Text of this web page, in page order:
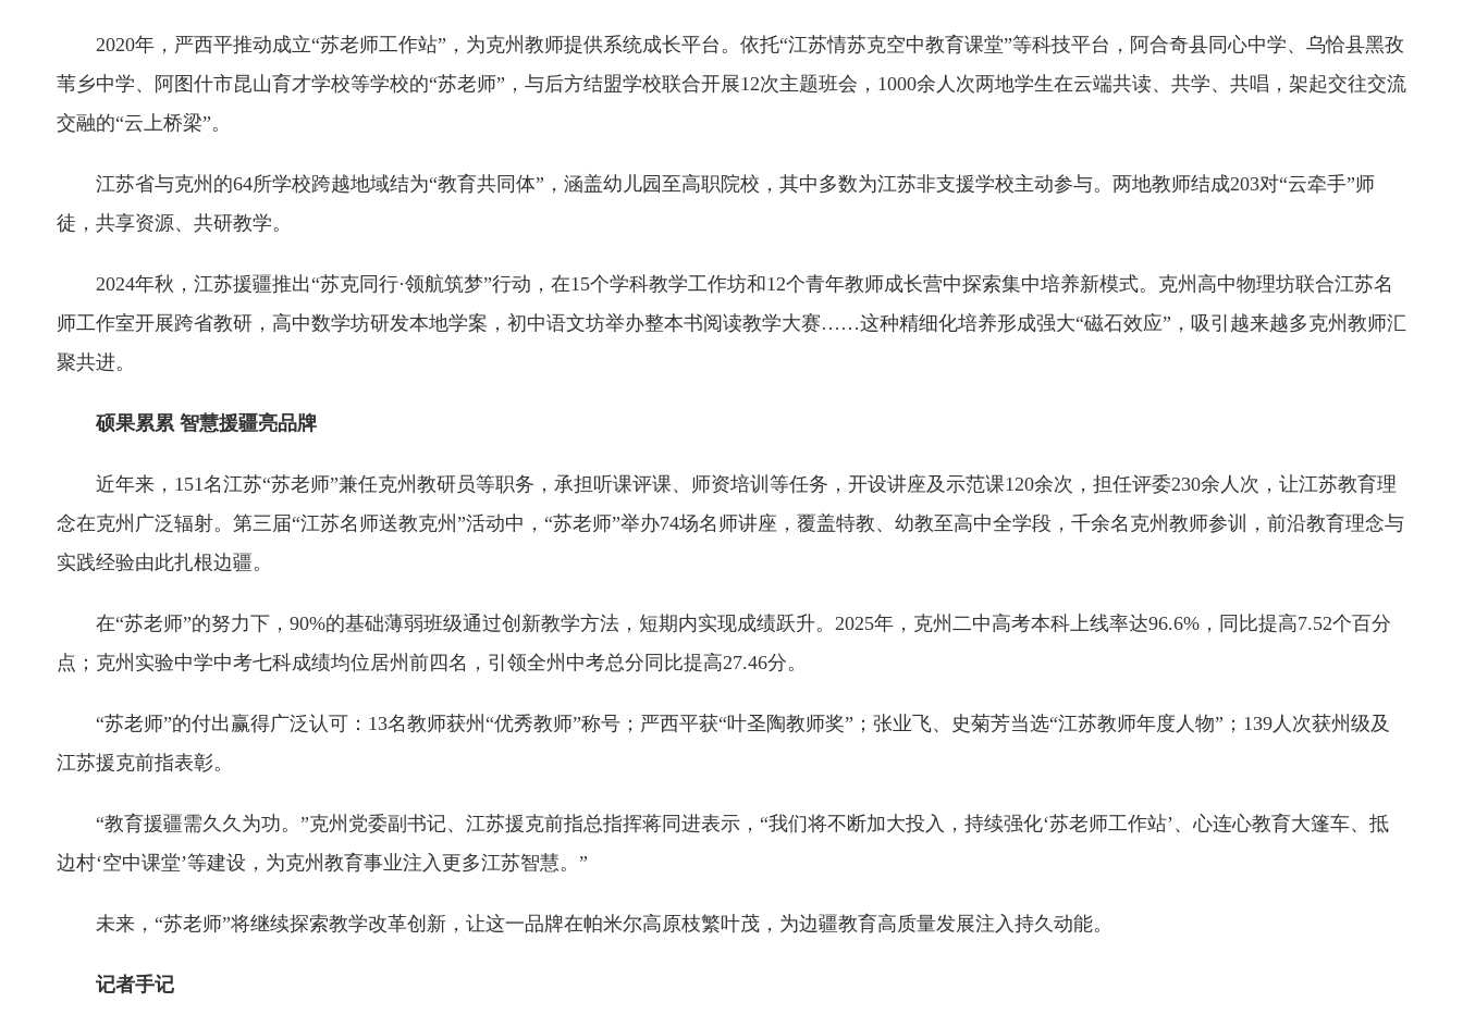
2020年，严西平推动成立“苏老师工作站”，为克州教师提供系统成长平台。依托“江苏情苏克空中教育课堂”等科技平台，阿合奇县同心中学、乌恰县黑孜
苇乡中学、阿图什市昆山育才学校等学校的“苏老师”，与后方结盟学校联合开展12次主题班会，1000余人次两地学生在云端共读、共学、共唱，架起交往交流
交融的“云上桥梁”。
江苏省与克州的64所学校跨越地域结为“教育共同体”，涵盖幼儿园至高职院校，其中多数为江苏非支援学校主动参与。两地教师结成203对“云牵手”师
徒，共享资源、共研教学。
2024年秋，江苏援疆推出“苏克同行·领航筑梦”行动，在15个学科教学工作坊和12个青年教师成长营中探索集中培养新模式。克州高中物理坊联合江苏名
师工作室开展跨省教研，高中数学坊研发本地学案，初中语文坊举办整本书阅读教学大赛……这种精细化培养形成强大“磁石效应”，吸引越来越多克州教师汇
聚共进。
硕果累累 智慧援疆亮品牌
近年来，151名江苏“苏老师”兼任克州教研员等职务，承担听课评课、师资培训等任务，开设讲座及示范课120余次，担任评委230余人次，让江苏教育理
念在克州广泛辐射。第三届“江苏名师送教克州”活动中，“苏老师”举办74场名师讲座，覆盖特教、幼教至高中全学段，千余名克州教师参训，前沿教育理念与
实践经验由此扎根边疆。
在“苏老师”的努力下，90%的基础薄弱班级通过创新教学方法，短期内实现成绩跃升。2025年，克州二中高考本科上线率达96.6%，同比提高7.52个百分
点；克州实验中学中考七科成绩均位居州前四名，引领全州中考总分同比提高27.46分。
“苏老师”的付出赢得广泛认可：13名教师获州“优秀教师”称号；严西平获“叶圣陶教师奖”；张业飞、史菊芳当选“江苏教师年度人物”；139人次获州级及
江苏援克前指表彰。
“教育援疆需久久为功。”克州党委副书记、江苏援克前指总指挥蒋同进表示，“我们将不断加大投入，持续强化‘苏老师工作站’、心连心教育大篷车、抵
边村‘空中课堂’等建设，为克州教育事业注入更多江苏智慧。”
未来，“苏老师”将继续探索教学改革创新，让这一品牌在帕米尔高原枝繁叶茂，为边疆教育高质量发展注入持久动能。
记者手记